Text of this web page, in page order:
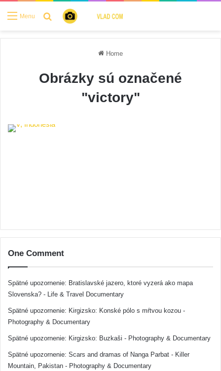
Menu Search for
Home
Obrázky sú označené
"victory"
One Comment
Spätné upozornenie: Bratislavské jazero, ktoré vyzerá ako mapa
Slovenska? - Life & Travel Documentary
Spätné upozornenie: Kirgizsko: Konské pólo s mŕtvou kozou -
Photography & Documentary
Spätné upozornenie: Kirgizsko: Buzkaši - Photography & Documentary
Spätné upozornenie: Scars and dramas of Nanga Parbat - Killer
Mountain, Pakistan - Photography & Documentary